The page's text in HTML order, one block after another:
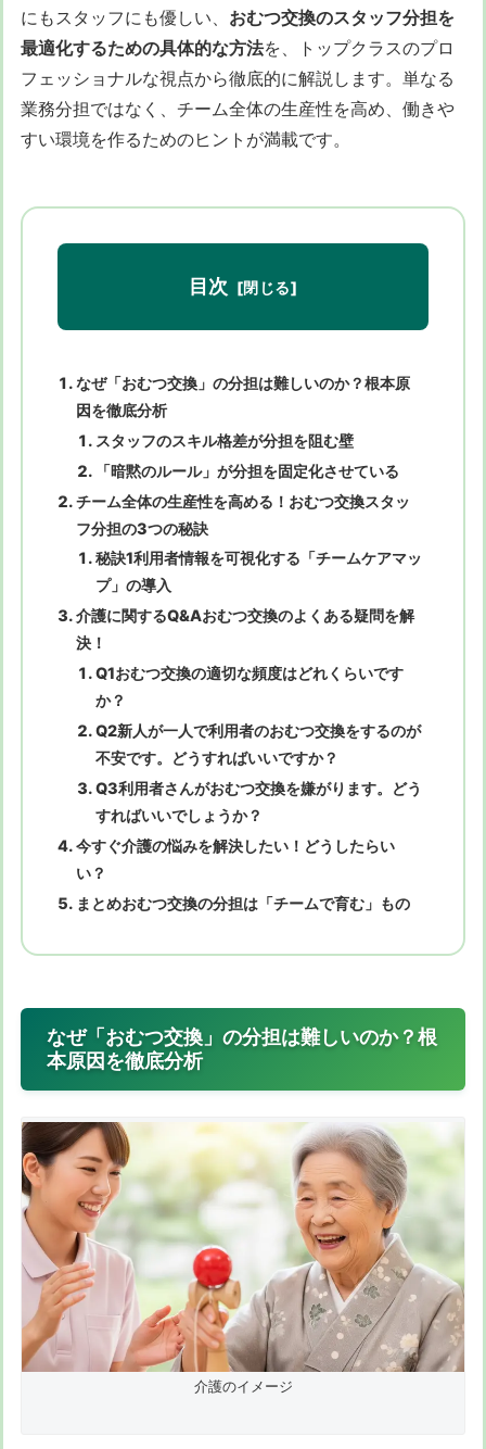
にもスタッフにも優しい、 おむつ交換のスタッフ分担を
最適化するための具体的な方法を、トップクラスのプロ
フェッショナルな視点から徹底的に解説します。単なる
業務分担ではなく、チーム全体の生産性を高め、働きや
すい環境を作るためのヒントが満載です。
目次
なぜ「おむつ交換」の分担は難しいのか？根本原
因を徹底分析
スタッフのスキル格差が分担を阻む壁
「暗黙のルール」が分担を固定化させている
チーム全体の生産性を高める！おむつ交換スタッ
フ分担の3つの秘訣
秘訣1利用者情報を可視化する「チームケアマッ
プ」の導入
介護に関するQ&Aおむつ交換のよくある疑問を解
決！
Q1おむつ交換の適切な頻度はどれくらいです
か？
Q2新人が一人で利用者のおむつ交換をするのが
不安です。どうすればいいですか？
Q3利用者さんがおむつ交換を嫌がります。どう
すればいいでしょうか？
今すぐ介護の悩みを解決したい！どうしたらい
い？
まとめおむつ交換の分担は「チームで育む」もの
なぜ「おむつ交換」の分担は難しいのか？根
本原因を徹底分析
介護のイメージ